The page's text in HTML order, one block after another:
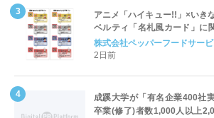
アニメ「ハイキュー!!」×いき
ベルティ「名札風カード」に
対応についてのご案内
株式会社ペッパーフードサー
2日前
成蹊大学が「有名企業400社
卒業(修了)者数1,000人以上